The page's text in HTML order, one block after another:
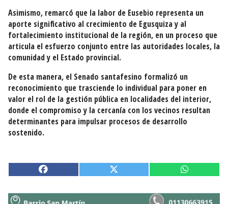
Asimismo, remarcó que la labor de Eusebio representa un
aporte significativo al crecimiento de Egusquiza y al
fortalecimiento institucional de la región, en un proceso que
articula el esfuerzo conjunto entre las autoridades locales, la
comunidad y el Estado provincial.
De esta manera, el Senado santafesino formalizó un
reconocimiento que trasciende lo individual para poner en
valor el rol de la gestión pública en localidades del interior,
donde el compromiso y la cercanía con los vecinos resultan
determinantes para impulsar procesos de desarrollo
sostenido.